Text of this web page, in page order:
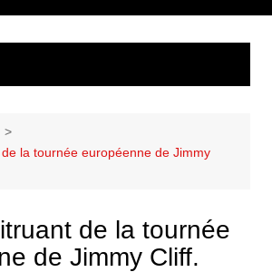
la tournée européenne de Jimmy
de la tournée
de Jimmy Cliff.